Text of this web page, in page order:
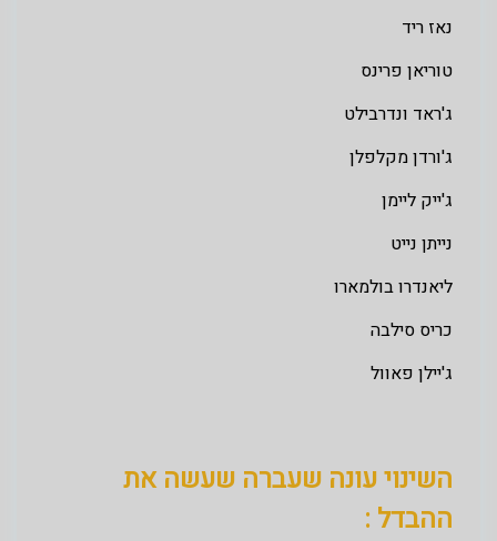
נאז ריד
טוריאן פרינס
ג'ראד ונדרבילט
ג'ורדן מקלפלן
ג'ייק ליימן
נייתן נייט
ליאנדרו בולמארו
כריס סילבה
ג'יילן פאוול
השינוי עונה שעברה שעשה את
ההבדל :